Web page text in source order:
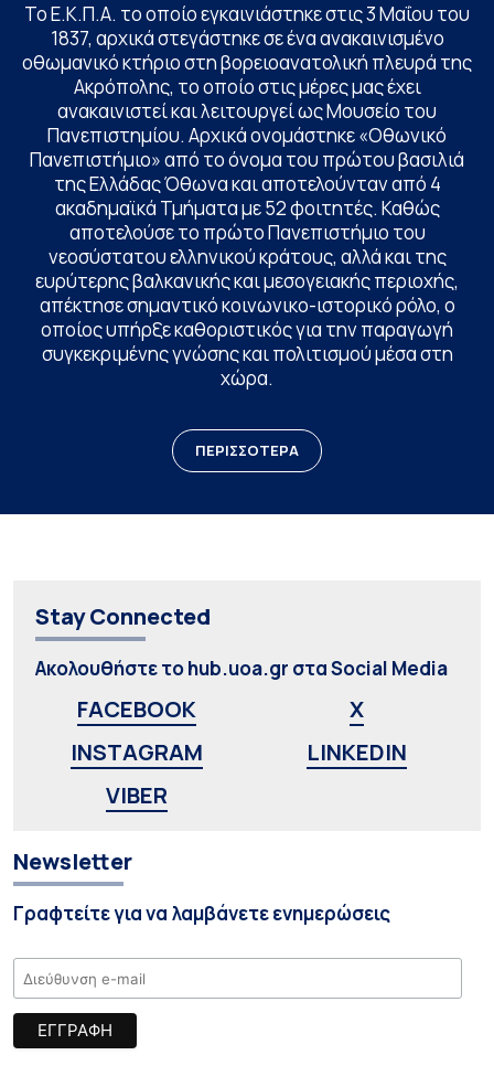
Το Ε.Κ.Π.Α. το οποίο εγκαινιάστηκε στις 3 Μαΐου του
1837, αρχικά στεγάστηκε σε ένα ανακαινισμένο
οθωμανικό κτήριο στη βορειοανατολική πλευρά της
Ακρόπολης, το οποίο στις μέρες μας έχει
ανακαινιστεί και λειτουργεί ως Μουσείο του
Πανεπιστημίου. Αρχικά ονομάστηκε «Οθωνικό
Πανεπιστήμιο» από το όνομα του πρώτου βασιλιά
της Ελλάδας Όθωνα και αποτελούνταν από 4
ακαδημαϊκά Τμήματα με 52 φοιτητές. Καθώς
αποτελούσε το πρώτο Πανεπιστήμιο του
νεοσύστατου ελληνικού κράτους, αλλά και της
ευρύτερης βαλκανικής και μεσογειακής περιοχής,
απέκτησε σημαντικό κοινωνικο-ιστορικό ρόλο, ο
οποίος υπήρξε καθοριστικός για την παραγωγή
συγκεκριμένης γνώσης και πολιτισμού μέσα στη
χώρα.
ΠΕΡΙΣΣΟΤΕΡΑ
Stay Connected
Ακολουθήστε το hub.uoa.gr στα Social Media
FACEBOOK
X
INSTAGRAM
LINKEDIN
VIBER
Newsletter
Γραφτείτε για να λαμβάνετε ενημερώσεις